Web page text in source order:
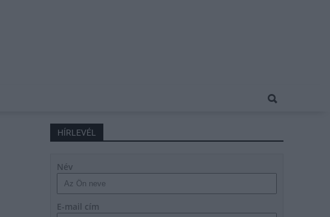
HÍRLEVÉL
Név
E-mail cím